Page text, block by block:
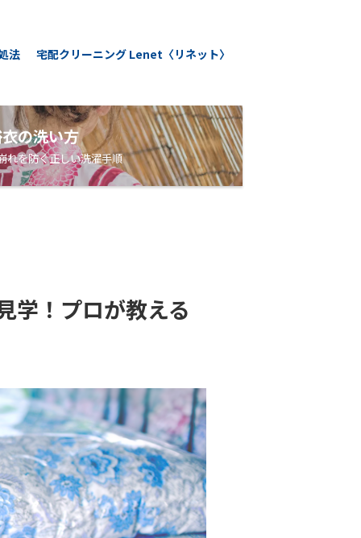
法 宅配クリーニング Lenet〈リネット〉
の洗い方
れを防ぐ正しい洗濯手順
学！プロが教える